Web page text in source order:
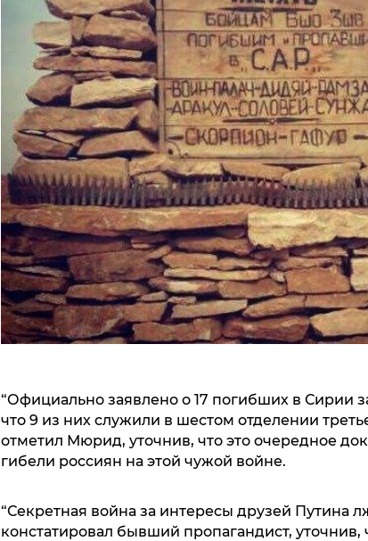
“Официально заявлено о 17 погибших в Сирии
что 9 из них служили в шестом отделении
отметил Мюрид, уточнив, что это очередное
гибели россиян на этой чужой войне.
“Секретная война за интересы друзей Путина
констатировал бывший пропагандист,